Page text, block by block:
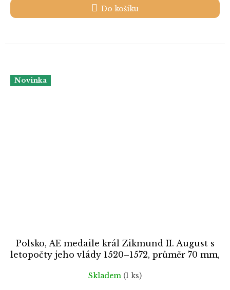
Do košíku
Novinka
Polsko, AE medaile král Zikmund II. August s
letopočty jeho vlády 1520–1572, průměr 70 mm,
Skladem (1 ks)